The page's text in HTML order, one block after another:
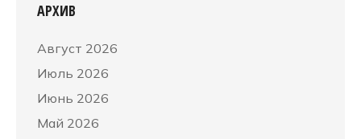
АРХИВ
Август 2026
Июль 2026
Июнь 2026
Май 2026